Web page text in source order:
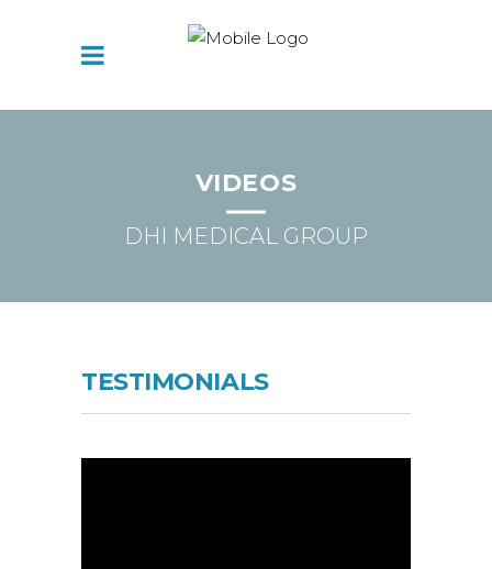
VIDEOS
DHI MEDICAL GROUP
TESTIMONIALS